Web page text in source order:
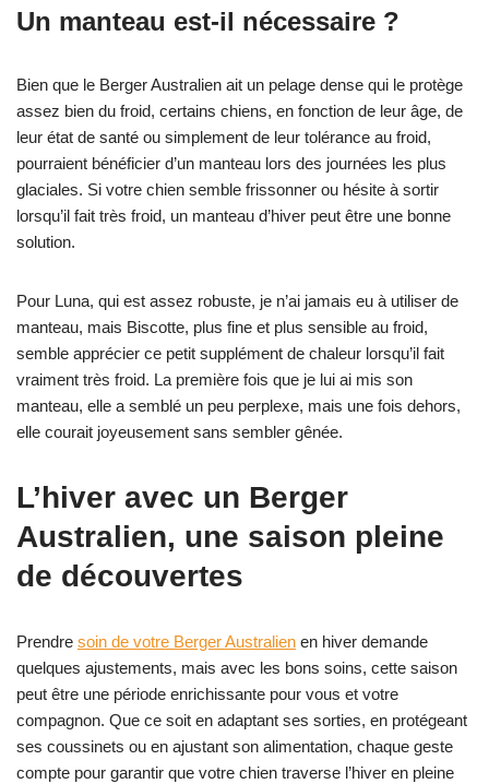
Un manteau est-il nécessaire ?
Bien que le Berger Australien ait un pelage dense qui le protège
assez bien du froid, certains chiens, en fonction de leur âge, de
leur état de santé ou simplement de leur tolérance au froid,
pourraient bénéficier d’un manteau lors des journées les plus
glaciales. Si votre chien semble frissonner ou hésite à sortir
lorsqu’il fait très froid, un manteau d’hiver peut être une bonne
solution.
Pour Luna, qui est assez robuste, je n’ai jamais eu à utiliser de
manteau, mais Biscotte, plus fine et plus sensible au froid,
semble apprécier ce petit supplément de chaleur lorsqu’il fait
vraiment très froid. La première fois que je lui ai mis son
manteau, elle a semblé un peu perplexe, mais une fois dehors,
elle courait joyeusement sans sembler gênée.
L’hiver avec un Berger
Australien, une saison pleine
de découvertes
Prendre soin de votre Berger Australien en hiver demande
quelques ajustements, mais avec les bons soins, cette saison
peut être une période enrichissante pour vous et votre
compagnon. Que ce soit en adaptant ses sorties, en protégeant
ses coussinets ou en ajustant son alimentation, chaque geste
compte pour garantir que votre chien traverse l’hiver en pleine